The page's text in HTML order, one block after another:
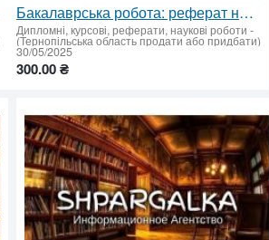
Бакалаврська робота: реферат на замовлення
Дипломні, курсові, реферати, наукові роботи -
(Тернопільська область продати або придбати)
30/05/2025
300.00 ₴